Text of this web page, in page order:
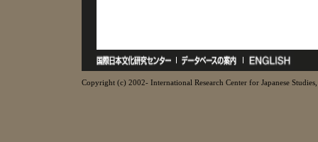
Copyright (c) 2002- International Research Center for Japanese